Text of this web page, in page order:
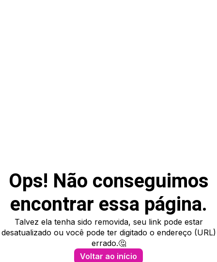
Ops! Não conseguimos
encontrar essa página.
Talvez ela tenha sido removida, seu link pode estar
desatualizado ou você pode ter digitado o endereço (URL)
errado.🤔
Voltar ao início